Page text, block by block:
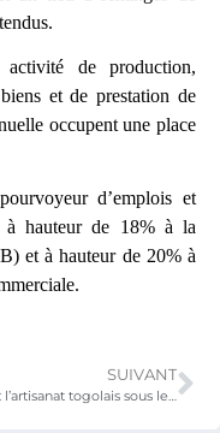
de production,
et de prestation de
occupent une place
d’emplois et
à hauteur de 18% à la
et à hauteur de 20% à
SUIVANT
MIATO : l’artisanat togolais sous les feux des projecteurs